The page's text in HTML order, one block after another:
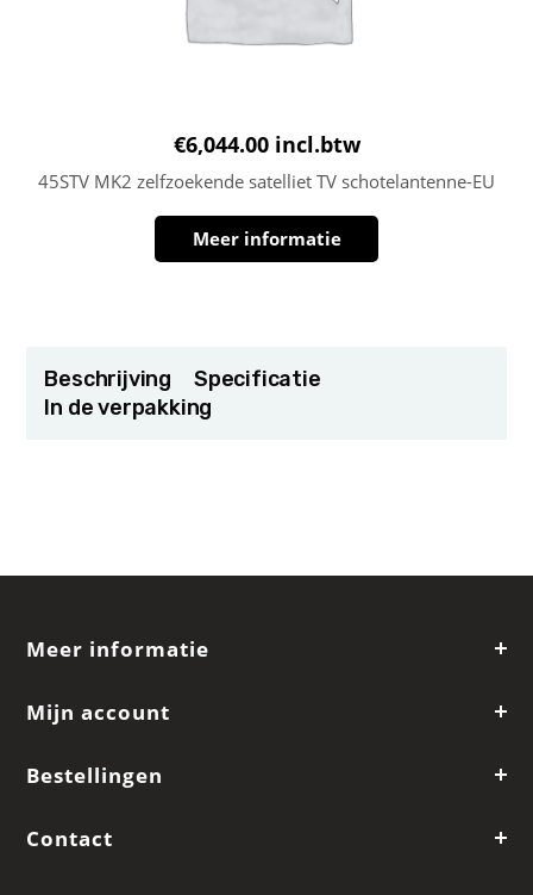
€6,044.00 incl.btw
45STV MK2 zelfzoekende satelliet TV schotelantenne-EU
Meer informatie
Beschrijving
Specificatie
In de verpakking
Meer informatie
Mijn account
Bestellingen
Contact